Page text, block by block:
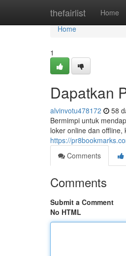
thefairlist Home
Home
Home
1
Dapatkan
alvinvotu478172 58
Bermimpi untuk
loker online dan
https://
Comments
Comments
Submit a Comment
No HTML